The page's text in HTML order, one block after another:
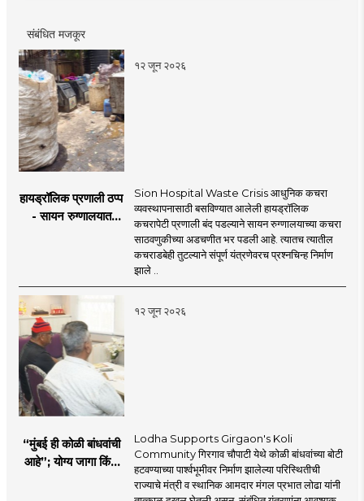
संबंधित मजकूर
१२ जून २०२६
हायड्रॉलिक प्रणाली ठप्प
- सायन रुग्णालयात
Sion Hospital Waste Crisis आधुनिक कचरा
व्यवस्थापनासाठी बसविण्यात आलेली हायड्रॉलिक
कचरापेटी प्रणाली बंद पडल्याने सायन रुग्णालयाच्या कचरा
साठवणुकीच्या अडचणीत भर पडली आहे. त्यातच त्यातील
कचराडबेही तुटल्याने संपूर्ण यंत्रणेवरच प्रश्नचिन्ह निर्माण
झाले ..
१२ जून २०२६
“मुंबई ही कोळी बांधवांची
आहे”; योग्य जागा किंवा
Lodha Supports Girgaon's Koli
Community गिरगाव चौपाटी येथे कोळी बांधवांच्या बोटी
हटवण्याच्या पार्श्वभूमीवर निर्माण झालेल्या परिस्थितीची
राज्याचे मंत्री व स्थानिक आमदार मंगल प्रभात लोढा यांनी